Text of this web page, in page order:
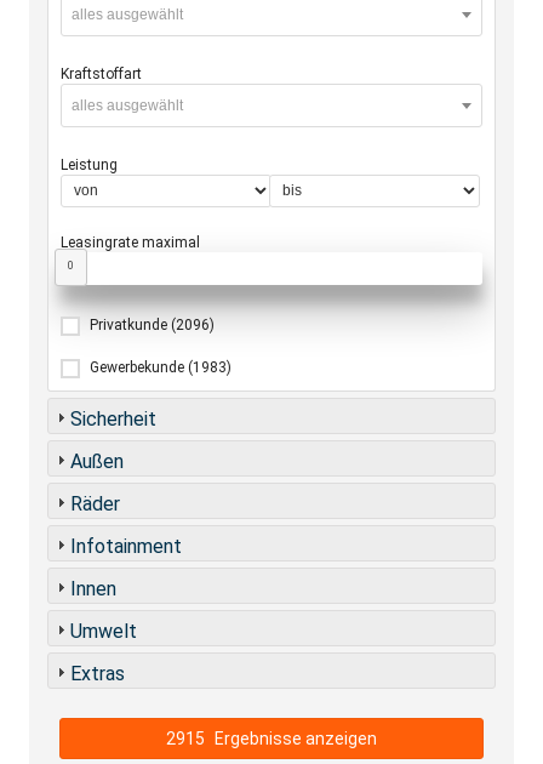
alles ausgewählt
Kraftstoffart
alles ausgewählt
Leistung
Leasingrate maximal
0
Privatkunde (2096)
Gewerbekunde (1983)
Sicherheit
Außen
Räder
Infotainment
Innen
Umwelt
Extras
2915 Ergebnisse anzeigen